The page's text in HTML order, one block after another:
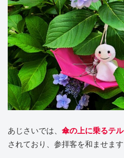
あじさいでは、 傘の上に乗るテ
されており、参拝客を和ませます